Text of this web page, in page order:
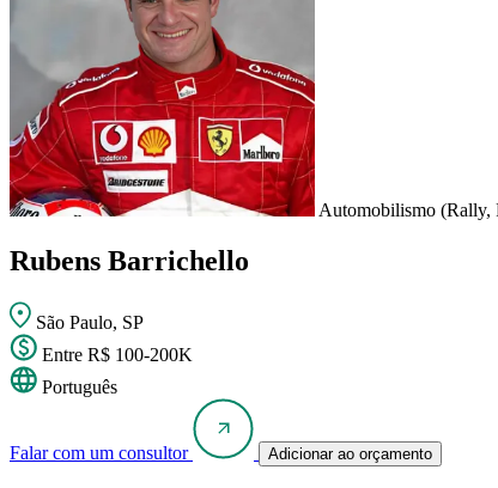
Automobilismo (Rally,
Rubens Barrichello
São Paulo, SP
Entre R$ 100-200K
Português
Falar com um consultor Adicionar ao orçamento